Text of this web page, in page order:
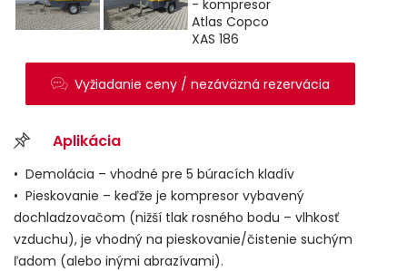
Vyžiadanie ceny / nezáväzná rezervácia
Aplikácia
• Demolácia – vhodné pre 5 búracích kladív
• Pieskovanie – keďže je kompresor vybavený
dochladzovačom (nižší tlak rosného bodu – vlhkosť
vzduchu), je vhodný na pieskovanie/čistenie suchým
ľadom (alebo inými abrazívami).